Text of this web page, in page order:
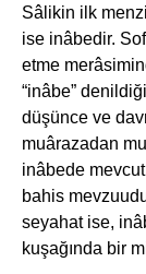
Sâlikin ilk
ise inâbedir.
etme
“inâbe”
düşünce ve
muârazadan
inâbede
bahis
seyahat ise,
kuşağında bir